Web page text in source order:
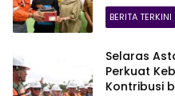
BERITA TERKINI
Selaras
Perkuat
Kontribusi